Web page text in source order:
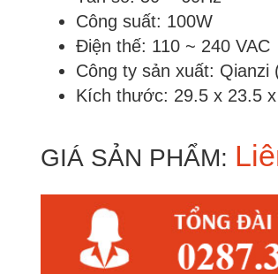
Công suất: 100W
Điện thế: 110 ~ 240 VAC
Công ty sản xuất: Qianzi
Kích thước: 29.5 x 23.5
GIÁ SẢN PHẨM: